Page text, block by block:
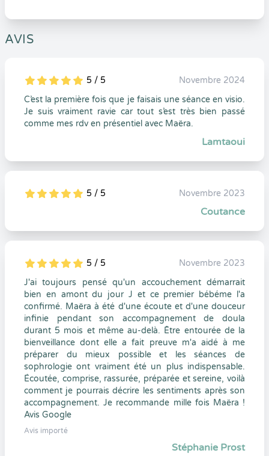
AVIS
5
1
5
0 5 / 5
Novembre 2024
C’est la première fois que je faisais une séance en visio.
Je suis vraiment ravie car tout s’est très bien passé
comme mes rdv en présentiel avec Maëra.
Lamtaoui
5
1
5
0 5 / 5 Novembre 2023
Coutance
5
1
5
0 5 / 5
Novembre 2023
J'ai toujours pensé qu'un accouchement démarrait
bien en amont du jour J et ce premier bébéme l'a
confirmé. Maëra à été d'une écoute et d'une douceur
infinie pendant son accompagnement de doula
durant 5 mois et même au-delà. Être entourée de la
bienveillance dont elle a fait preuve m'a aidé à me
préparer du mieux possible et les séances de
sophrologie ont vraiment été un plus indispensable.
Écoutée, comprise, rassurée, préparée et sereine, voilà
comment je pourrais décrire les sentiments après son
accompagnement. Je recommande mille fois Maëra !
Avis Google
Avis importé
Stéphanie Prost